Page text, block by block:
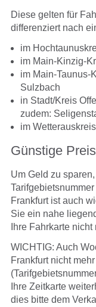
Diese gelten für
differenziert nach
im
im Main-Kinzig-
im Main-Taunus-
Sulzbach
in Stadt/Kreis
zudem:
im
Günstige
Um Geld zu
Frankfurt ist auch
Sie ein nahe
Ihre Fahrkarte
WICHTIG: Auch
Frankfurt nicht
Ihre Zeitkarte
dies bitte dem